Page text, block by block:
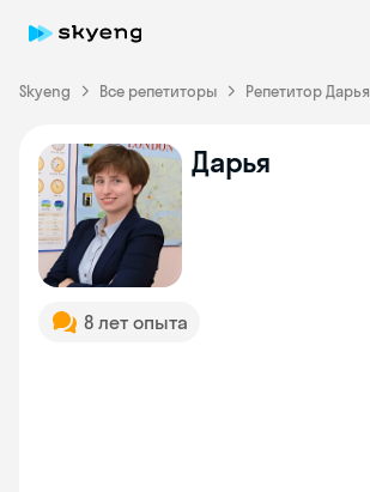
Skyeng Все репетиторы Репетитор Дарья
Дарья
8 лет опыта
Skyeng Chat
online